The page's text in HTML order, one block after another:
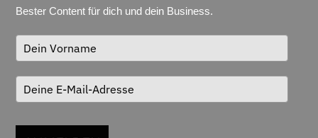
Bester Content für dich und dein Business.